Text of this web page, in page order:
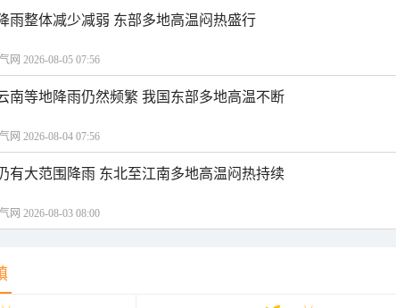
雨整体减少减弱 东部多地高温闷热盛行
网 2026-08-05 07:56
南等地降雨仍然频繁 我国东部多地高温不断
网 2026-08-04 07:56
有大范围降雨 东北至江南多地高温闷热持续
网 2026-08-03 08:00